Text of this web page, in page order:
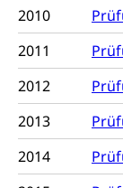
2010
2011
2012
2013
2014
sichere
Prävention